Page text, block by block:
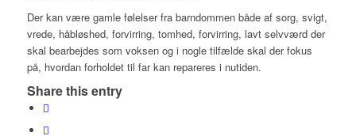
Der kan være gamle følelser fra barndommen både af sorg, svigt,
vrede, håbløshed, forvirring, tomhed, forvirring, lavt selvværd der
skal bearbejdes som voksen og i nogle tilfælde skal der fokus
på, hvordan forholdet til far kan repareres i nutiden.
Share this entry